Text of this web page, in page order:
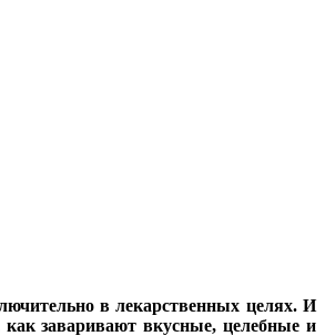
в лекарственных целях. И
заваривают вкусные, целебные и